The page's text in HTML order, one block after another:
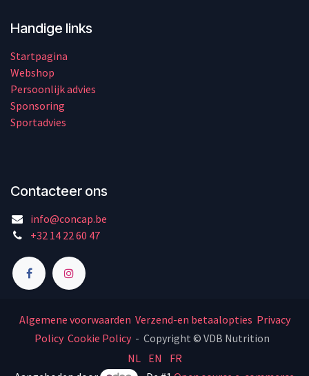
Handige links
Startpagina
Webshop
Persoonlijk advies
Sponsoring
Sportadvies
Contacteer ons
info@concap.be
+32 14 22 60 47
Algemene voorwaarden Verzend-en betaalopties Privacy
Policy Cookie Policy- Copyright © VDB Nutrition
NL
EN
FR